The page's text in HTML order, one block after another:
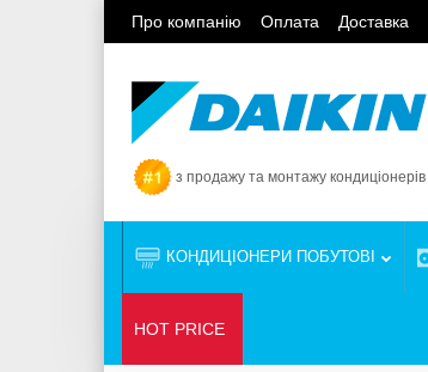
Про компанію Оплата Доставка
з продажу та монтажу кондиціонерів
КОНДИЦІОНЕРИ ПОБУТОВІ
HOT PRICE